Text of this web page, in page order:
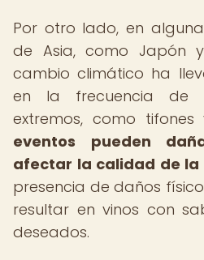
Por otro lado, en
de Asia, como Japón
cambio climático ha
en la frecuencia de
extremos, como tifones
eventos pueden
afectar la calidad de la
presencia de daños
resultar en vinos con
deseados.